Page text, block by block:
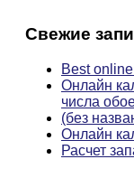
Свежие
Best
Онлайн
числа
(без
Онлайн
Расчет